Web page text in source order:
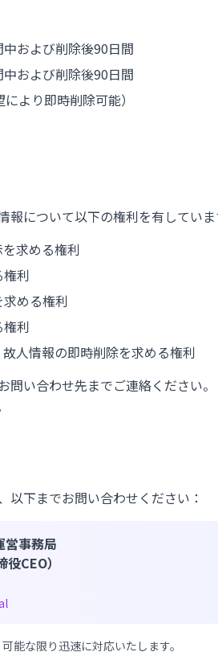
および削除後90日間
および削除後90日間
より即時削除可能）
について以下の権利を有していま
求める権利
利
める権利
利
人情報の即時削除を求める権利
問い合わせ先までご連絡ください
以下までお問い合わせください：
営事務局
CEO）
能な限り迅速に対応いたします。